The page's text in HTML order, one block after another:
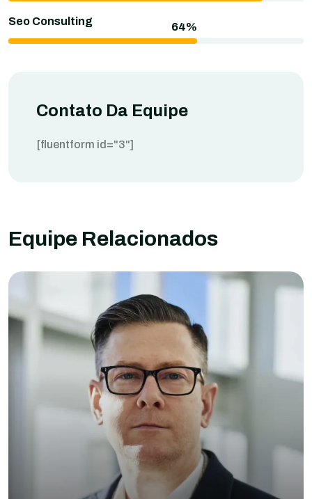
Seo Consulting
Contato Da Equipe
[fluentform id="3"]
Equipe Relacionados